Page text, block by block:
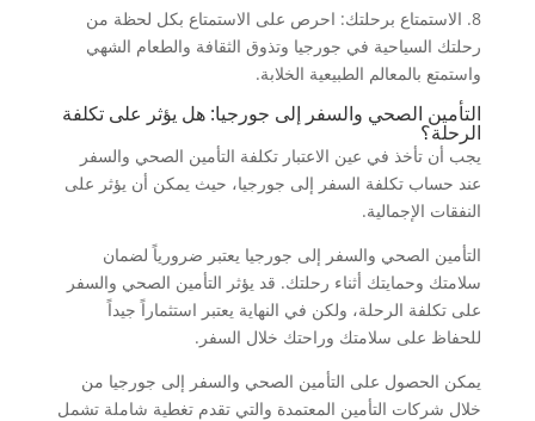
8. الاستمتاع برحلتك: احرص على الاستمتاع بكل لحظة من
رحلتك السياحية في جورجيا وتذوق الثقافة والطعام الشهي
واستمتع بالمعالم الطبيعية الخلابة.
التأمين الصحي والسفر إلى جورجيا: هل يؤثر على تكلفة
الرحلة؟
يجب أن تأخذ في عين الاعتبار تكلفة التأمين الصحي والسفر
عند حساب تكلفة السفر إلى جورجيا، حيث يمكن أن يؤثر على
النفقات الإجمالية.
التأمين الصحي والسفر إلى جورجيا يعتبر ضرورياً لضمان
سلامتك وحمايتك أثناء رحلتك. قد يؤثر التأمين الصحي والسفر
على تكلفة الرحلة، ولكن في النهاية يعتبر استثماراً جيداً
للحفاظ على سلامتك وراحتك خلال السفر.
يمكن الحصول على التأمين الصحي والسفر إلى جورجيا من
خلال شركات التأمين المعتمدة والتي تقدم تغطية شاملة تشمل